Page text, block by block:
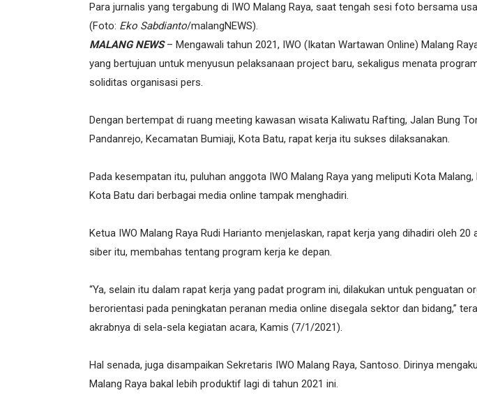
Para jurnalis yang tergabung di IWO Malang Raya, saat tengah sesi foto bersama
(Foto: Eko Sabdianto/malangNEWS).
MALANG NEWS– Mengawali tahun 2021, IWO (Ikatan Wartawan Online) Malang
yang bertujuan untuk menyusun pelaksanaan project baru, sekaligus menata
soliditas organisasi pers.
Dengan bertempat di ruang meeting kawasan wisata Kaliwatu Rafting, Jalan Bung
Pandanrejo, Kecamatan Bumiaji, Kota Batu, rapat kerja itu sukses dilaksanakan.
Pada kesempatan itu, puluhan anggota IWO Malang Raya yang meliputi Kota Malang,
Kota Batu dari berbagai media online tampak menghadiri.
Ketua IWO Malang Raya Rudi Harianto menjelaskan, rapat kerja yang dihadiri oleh 20
siber itu, membahas tentang program kerja ke depan.
“Ya, selain itu dalam rapat kerja yang padat program ini, dilakukan untuk penguatan
berorientasi pada peningkatan peranan media online disegala sektor dan bidang,”
akrabnya di sela-sela kegiatan acara, Kamis (7/1/2021).
Hal senada, juga disampaikan Sekretaris IWO Malang Raya, Santoso. Dirinya
Malang Raya bakal lebih produktif lagi di tahun 2021 ini.